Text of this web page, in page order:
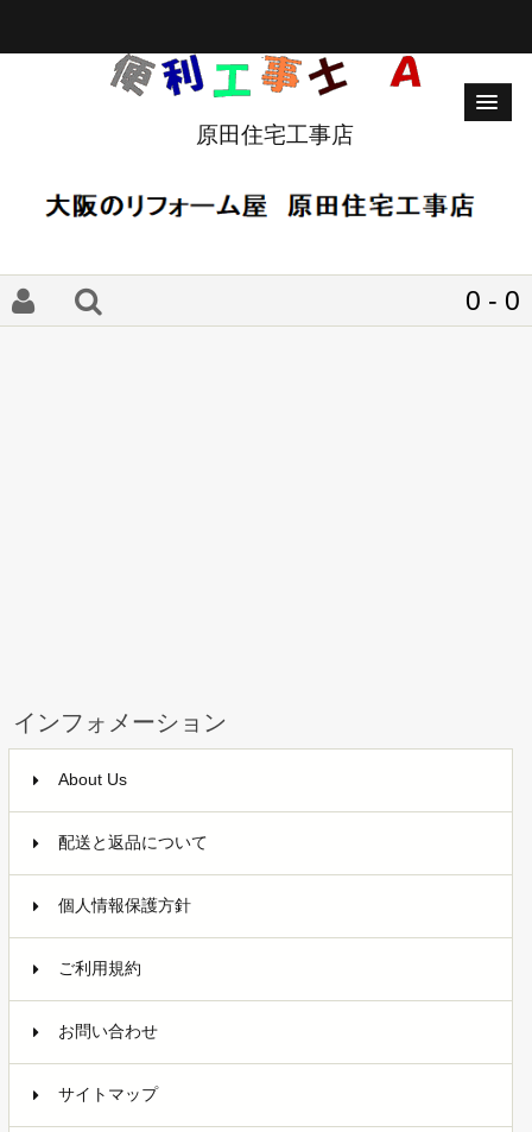
原田住宅工事店
0 - 0
インフォメーション
About Us
配送と返品について
個人情報保護方針
ご利用規約
お問い合わせ
サイトマップ